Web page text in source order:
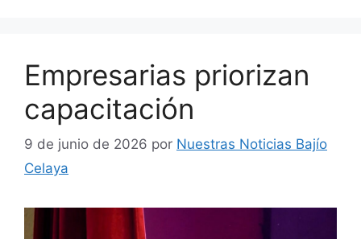
Empresarias priorizan
capacitación
9 de junio de 2026 por Nuestras Noticias Bajío
Celaya